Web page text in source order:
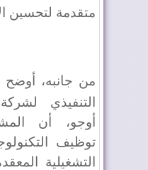
متقدمة لتحسين
من جانبه، أوضح
التنفيذي لشركة
أوجو، أن
توظيف
التشغيلية